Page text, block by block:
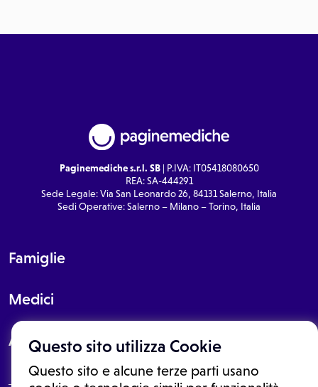
Questo sito utilizza Cookie
Questo sito e alcune terze parti usano
Paginemediche s.r.l. SB| P.IVA: IT05418080650
REA: SA-444291
Sede Legale: Via San Leonardo 26, 84131 Salerno, Italia
Sedi Operative: Salerno – Milano – Torino, Italia
Famiglie
Medici
About